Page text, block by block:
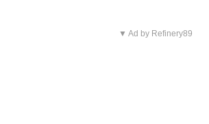
▼ Ad by Refinery89